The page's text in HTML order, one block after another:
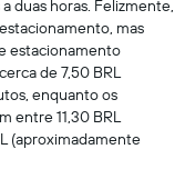
duas horas. Felizmente,
mas
estacionamento
de 7,50 BRL
enquanto os
entre 11,30 BRL
(aproximadamente